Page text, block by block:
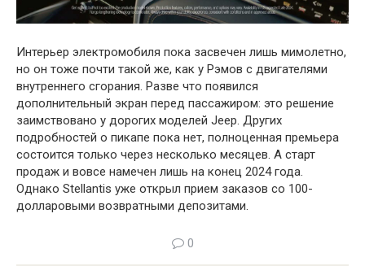
Интерьер электромобиля пока засвечен лишь мимолетно,
но он тоже почти такой же, как у Рэмов с двигателями
внутреннего сгорания. Разве что появился
дополнительный экран перед пассажиром: это решение
заимствовано у дорогих моделей Jeep. Других
подробностей о пикапе пока нет, полноценная премьера
состоится только через несколько месяцев. А старт
продаж и вовсе намечен лишь на конец 2024 года.
Однако Stellantis уже открыл прием заказов со 100-
долларовыми возвратными депозитами.
0